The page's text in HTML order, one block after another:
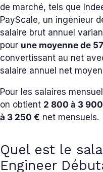
de marché, tels que
PayScale, un ingénieur
salaire brut annuel
pour une moyenne de 57
convertissant au net
salaire annuel net
Pour les salaires
on obtient 2 800 à 3
à 3 250 € net mensuels.
Quel est le
Engineer